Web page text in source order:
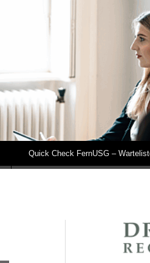
Quick Check FernUSG –